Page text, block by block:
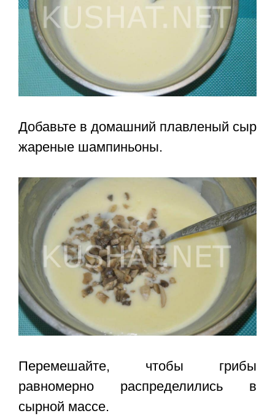
Добавьте в домашний плавленый сыр
жареные шампиньоны.
Перемешайте, чтобы грибы
равномерно распределились в
сырной массе.